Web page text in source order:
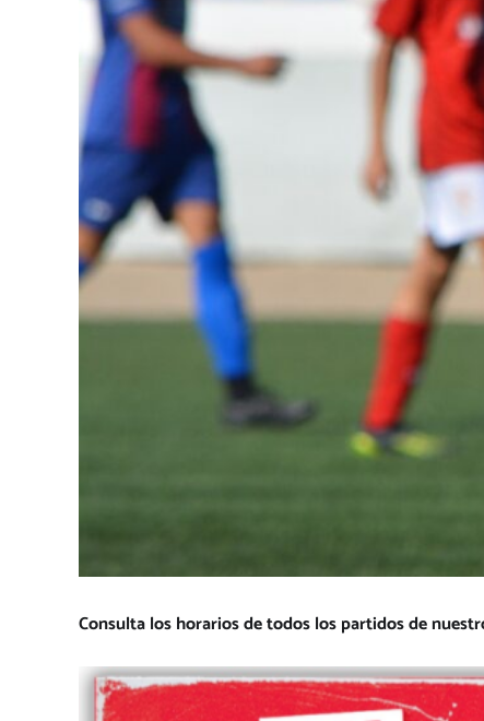
Consulta los horarios de todos los partidos de